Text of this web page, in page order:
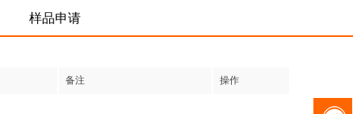
样品申请
备注 操作